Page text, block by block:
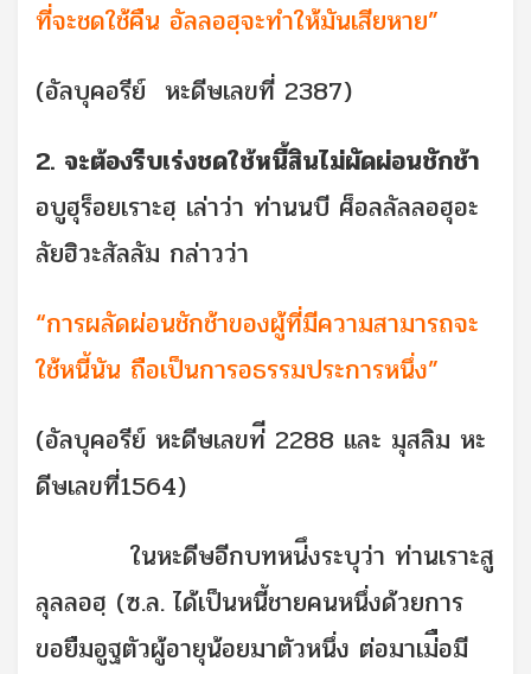
ที่จะชดใช้คืน อัลลอฮฺจะทำให้มันเสียหาย”
(อัลบุคอรีย์ หะดีษเลขที่ 2387)
2. จะต้องรีบเร่งชดใช้หนี้สินไม่ผัดผ่อนชักช้า
อบูฮุร็อยเราะฮฺ เล่าว่า ท่านนบี ศ็อลลัลลอฮุอะ
ลัยฮิวะสัลลัม กล่าวว่า
“การผลัดผ่อนชักช้าของผู้ที่มีความสามารถจะ
ใช้หนี้นัน ถือเป็นการอธรรมประการหนึ่ง”
(อัลบุคอรีย์ หะดีษเลขท่ี 2288 และ มุสลิม หะ
ดีษเลขที่1564)
ในหะดีษอีกบทหน่ึงระบุว่า ท่านเราะสู
ลุลลอฮฺ (ซ.ล. ได้เป็นหนี้ชายคนหนึ่งด้วยการ
ขอยืมอูฐตัวผู้อายุน้อยมาตัวหนึ่ง ต่อมาเม่ือมี